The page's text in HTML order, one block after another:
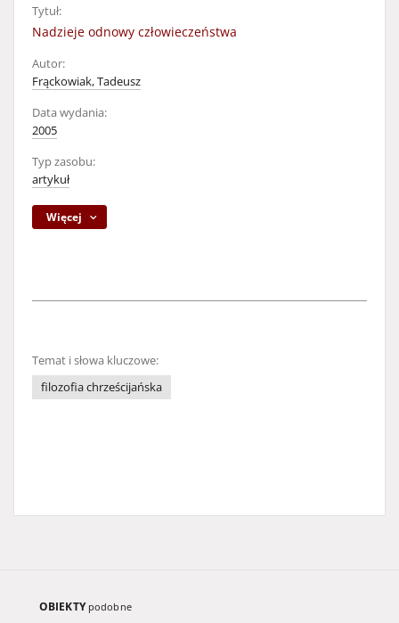
Tytuł:
Nadzieje odnowy człowieczeństwa
Autor:
Frąckowiak, Tadeusz
Data wydania:
2005
Typ zasobu:
artykuł
Więcej
Temat i słowa kluczowe:
filozofia chrześcijańska
OBIEKTY podobne